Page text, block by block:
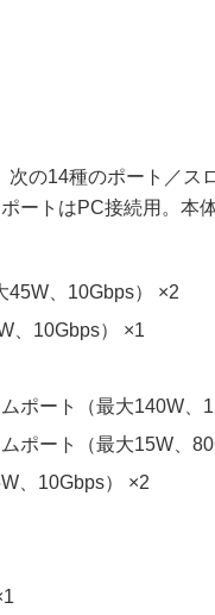
の14種のポート／ス
ートはPC接続用。本
45W、10Gbps） ×2
、10Gbps） ×1
ポート（最大140W、
ポート（最大15W、
、10Gbps） ×2